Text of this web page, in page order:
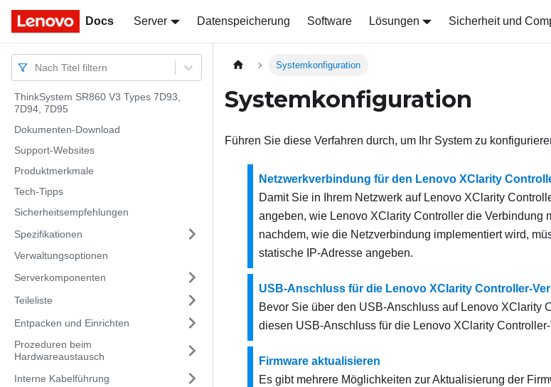
Docs Server Datenspeicherung Software Lösungen Sicherheit und
Docs
Nach Titel filtern
ThinkSystem SR860 V3 Types 7D93,
7D94, 7D95
Dokumenten-Download
Support-Websites
Produktmerkmale
Tech-Tipps
Sicherheitsempfehlungen
Spezifikationen
Verwaltungsoptionen
Serverkomponenten
Teileliste
Entpacken und Einrichten
Prozeduren beim
Hardwareaustausch
Interne Kabelführung
Systemkonfiguration
Systemkonfiguration
Führen Sie diese Verfahren durch, um Ihr System zu
Netzwerkverbindung für den Lenovo XClarity
Damit Sie in Ihrem Netzwerk auf Lenovo XClarity
angeben, wie Lenovo XClarity Controller die Verbindung
nachdem, wie die Netzverbindung implementiert wird,
statische IP-Adresse angeben.
USB-Anschluss für die Lenovo XClarity Controller-
Bevor Sie über den USB-Anschluss auf Lenovo XClarity
diesen USB-Anschluss für die Lenovo XClarity Controller
Firmware aktualisieren
Es gibt mehrere Möglichkeiten zur Aktualisierung der